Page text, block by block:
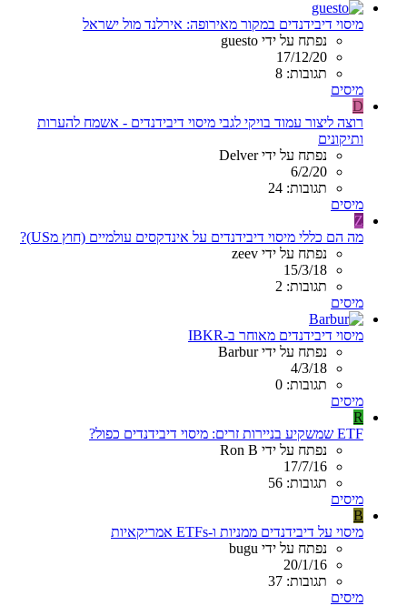
מיסוי דיבידנדים במקור מאירופה: אירלנד מול ישראל
נפתח על ידי guesto
17/12/20
תגובות: 8
מיסים
D
רוצה ליצור עמוד בויקי לגבי מיסוי דיבידנדים - אשמח להערות
ותיקונים
נפתח על ידי Delver
6/2/20
תגובות: 24
מיסים
Z
מה הם כללי מיסוי דיבידנדים על אינדקסים עולמיים (חוץ מUS)?
נפתח על ידי zeev
15/3/18
תגובות: 2
מיסים
מיסוי דיבידנדים מאוחר ב-IBKR
נפתח על ידי Barbur
4/3/18
תגובות: 0
מיסים
R
ETF שמשקיע בניירות זרים: מיסוי דיבידנדים כפול?
נפתח על ידי Ron B
17/7/16
תגובות: 56
מיסים
B
מיסוי על דיבידנדים ממניות ו-ETFs אמריקאיות
נפתח על ידי bugu
20/1/16
תגובות: 37
מיסים